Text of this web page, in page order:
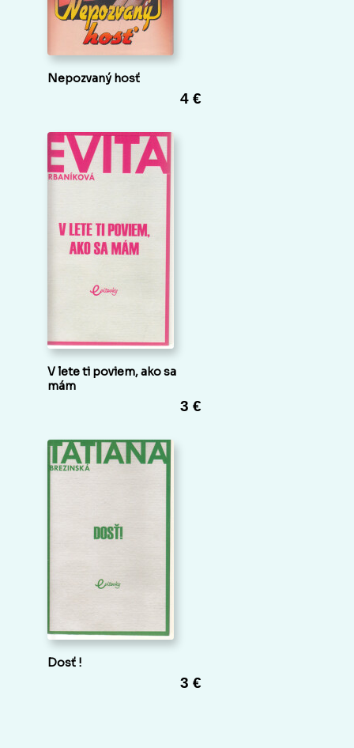
Nepozvaný hosť
4 €
V lete ti poviem, ako sa
mám
3 €
Dosť !
3 €